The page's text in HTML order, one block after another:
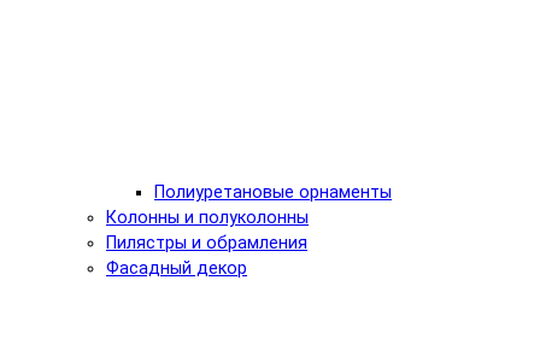
Полиуретановые орнаменты
Колонны и полуколонны
Пилястры и обрамления
Фасадный декор